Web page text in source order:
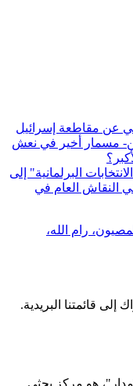
عن مقاطعة إسرائيل
مسمار أخير في نعش
البرلمانية" إلى
النقاش العام في
رام الله،
إلى قائمتنا البريدية.
هو مركز بحثي